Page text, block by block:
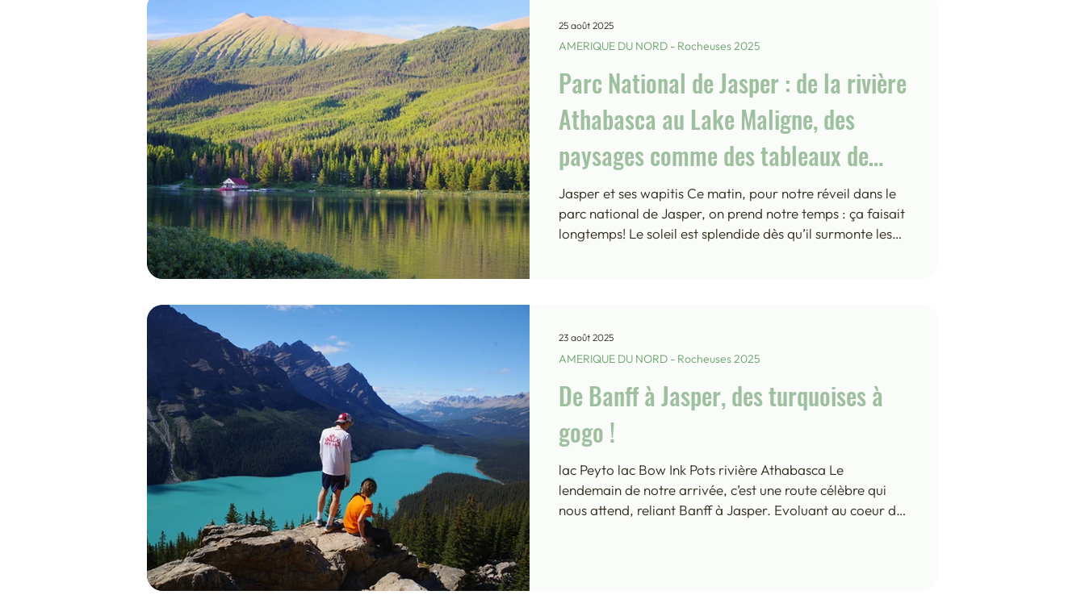
Parc National de Jasper : de la rivière
Athabasca au Lake Maligne, des
paysages comme des tableaux de
maître...
Jasper et ses wapitis Ce matin, pour notre réveil dans le
parc national de Jasper, on prend notre temps : ça faisait
longtemps! Le soleil est splendide dès qu’il surmonte les
lézard, me faire réchauffer par le soleil. Vers onze heures
nous mettons le cap sur
AMERIQUE DU NORD - Rocheuses 2025
25 août 2025
De Banff à Jasper, des turquoises à
gogo !
lac Peyto lac Bow Ink Pots rivière Athabasca Le
lendemain de notre arrivée, c’est une route célèbre qui
nous attend, reliant Banff à Jasper. Evoluant au coeur des
AMERIQUE DU NORD - Rocheuses 2025
23 août 2025